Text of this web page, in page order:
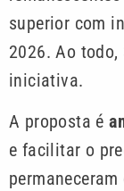
superior com
2026. Ao
iniciativa.
A proposta é
e facilitar o